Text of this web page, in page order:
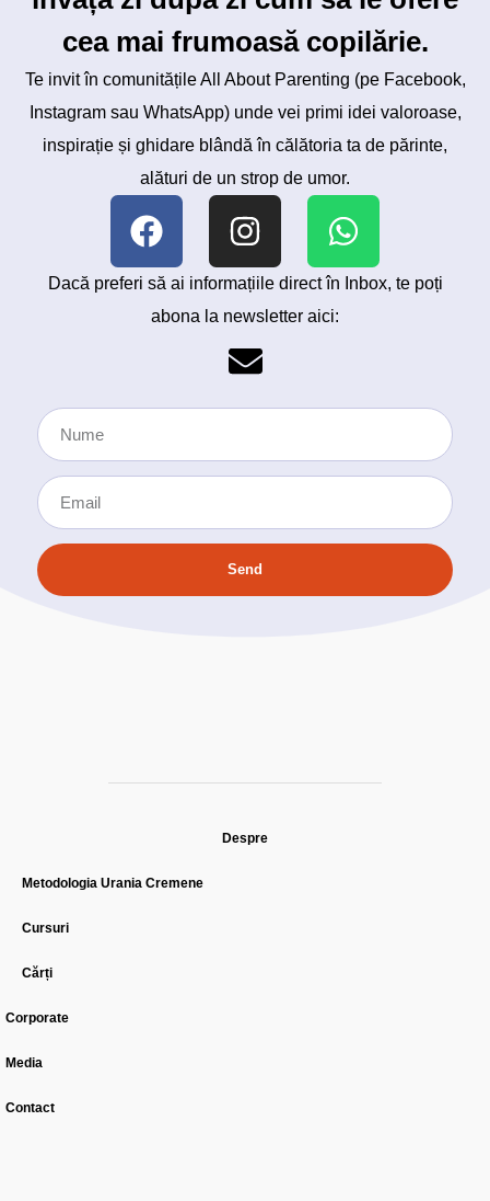
cea mai frumoasă copilărie.
Te invit în comunitățile All About Parenting (pe Facebook,
Instagram sau WhatsApp) unde vei primi idei valoroase,
inspirație și ghidare blândă în călătoria ta de părinte,
alături de un strop de umor.
Dacă preferi să ai informațiile direct în Inbox, te poți
abona la newsletter aici:
Send
Despre
Metodologia Urania Cremene
Cursuri
Cărți
Corporate
Media
Contact